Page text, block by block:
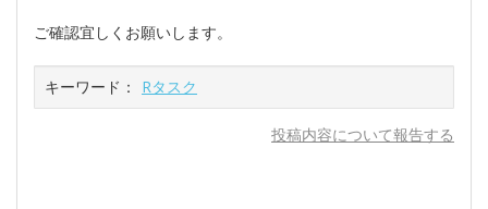
ご確認宜しくお願いします。
キーワード： Rタスク
投稿内容について報告する